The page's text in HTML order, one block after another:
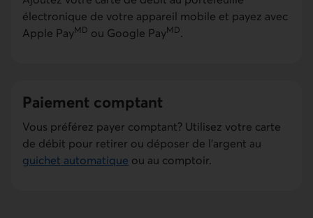
électronique de votre appareil mobile et payez avec
Apple PayMD ou Google PayMD.
Paiement comptant
Vous préférez payer comptant? Utilisez votre carte
de débit pour retirer ou déposer de l'argent au
guichet automatique ou au comptoir.